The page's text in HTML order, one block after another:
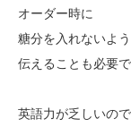
オーダー時に
糖分を入れないよ
伝えることも必要で
英語力が乏しいので